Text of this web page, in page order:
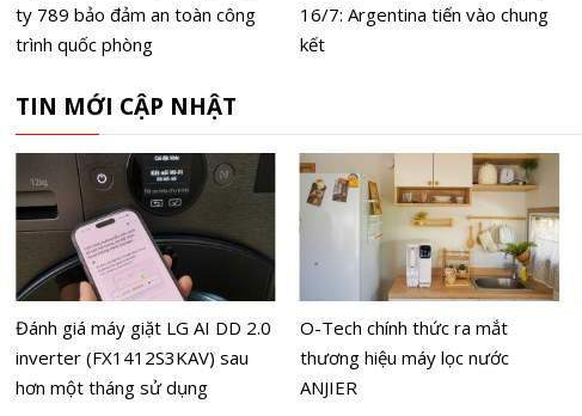
ty 789 bảo đảm an toàn công
trình quốc phòng
16/7: Argentina tiến vào chung
kết
TIN MỚI CẬP NHẬT
Đánh giá máy giặt LG AI DD 2.0
inverter (FX1412S3KAV) sau
hơn một tháng sử dụng
O-Tech chính thức ra mắt
thương hiệu máy lọc nước
ANJIER